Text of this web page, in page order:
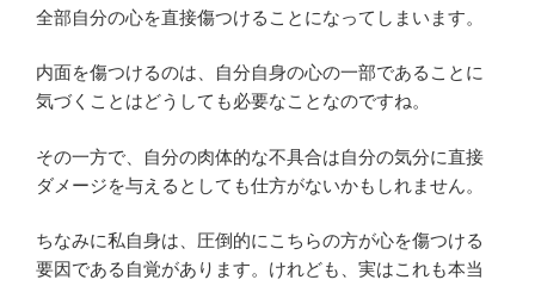
全部自分の心を直接傷つけることになってしまいます。
内面を傷つけるのは、自分自身の心の一部であることに
気づくことはどうしても必要なことなのですね。
その一方で、自分の肉体的な不具合は自分の気分に直接
ダメージを与えるとしても仕方がないかもしれません。
ちなみに私自身は、圧倒的にこちらの方が心を傷つける
要因である自覚があります。けれども、実はこれも本当